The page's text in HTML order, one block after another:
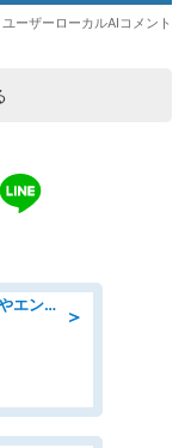
＞
自動車工場で働こう!カーエアコンやエンジンの製造・加工業務/寮完備 denso aichi